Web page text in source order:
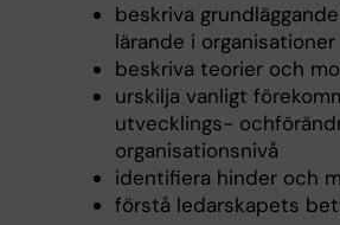
beskriva
lärande i organisationer
beskriva teorier och
urskilja vanligt
utvecklings-
organisationsnivå
identifiera hinder och
förstå ledarskapets